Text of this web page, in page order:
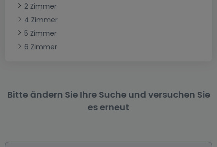
2 Zimmer
4 Zimmer
5 Zimmer
6 Zimmer
Bitte ändern Sie Ihre Suche und versuchen Sie
es erneut